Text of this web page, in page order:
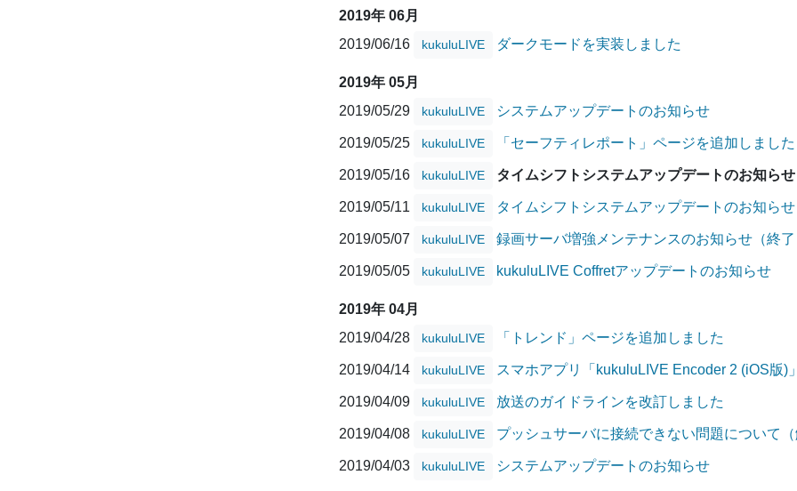
2019年 06月
2019/06/16
kukuluLIVE ダークモードを実装しました
2019年 05月
2019/05/29
kukuluLIVE システムアップデートのお知らせ
2019/05/25 kukuluLIVE 「セーフティレポート」ページを追加しました
2019/05/16 kukuluLIVE タイムシフトシステムアップデートのお知らせ
2019/05/11 kukuluLIVE タイムシフトシステムアップデートのお知らせ
2019/05/07 kukuluLIVE 録画サーバ増強メンテナンスのお知らせ（終
2019/05/05 kukuluLIVE kukuluLIVE Coffretアップデートのお知らせ
2019年 04月
2019/04/28
kukuluLIVE 「トレンド」ページを追加しました
2019/04/14 kukuluLIVE スマホアプリ「kukuluLIVE Encoder 2 (iOS版)
2019/04/09 kukuluLIVE 放送のガイドラインを改訂しました
2019/04/08 kukuluLIVE プッシュサーバに接続できない問題について
2019/04/03 kukuluLIVE システムアップデートのお知らせ